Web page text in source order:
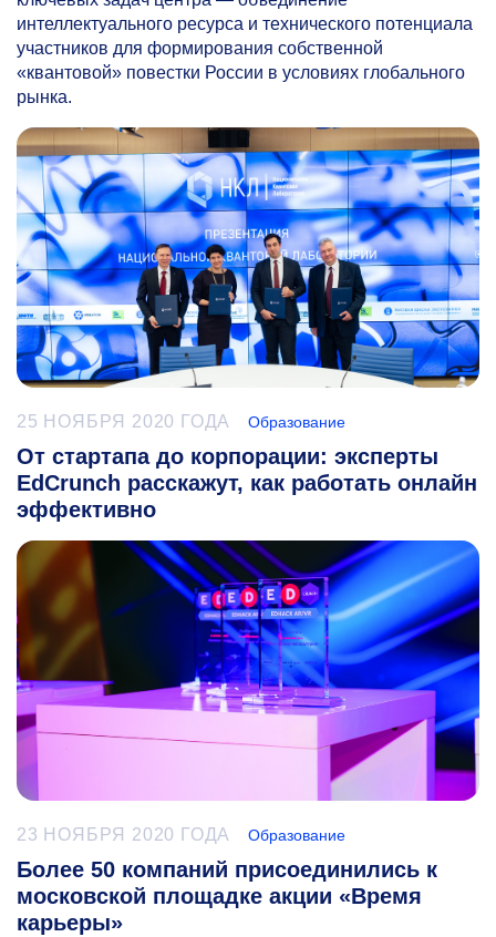
интеллектуального ресурса и технического потенциала
участников для формирования собственной
«квантовой» повестки России в условиях глобального
рынка.
25 НОЯБРЯ 2020 ГОДА Образование
От стартапа до корпорации: эксперты
EdCrunch расскажут, как работать онлайн
эффективно
23 НОЯБРЯ 2020 ГОДА Образование
Более 50 компаний присоединились к
московской площадке акции «Время
карьеры»